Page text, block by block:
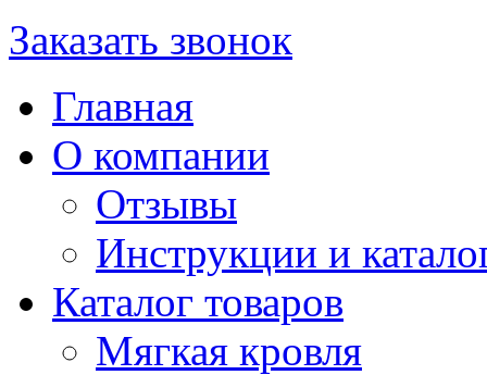
Заказать звонок
Главная
О компании
Отзывы
Инструкции и
Каталог товаров
Мягкая кровля